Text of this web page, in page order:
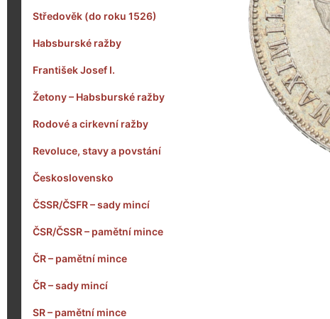
Středověk (do roku 1526)
Habsburské ražby
František Josef I.
Žetony – Habsburské ražby
Rodové a cirkevní ražby
Revoluce, stavy a povstání
Československo
ČSSR/ČSFR – sady mincí
ČSR/ČSSR – pamětní mince
ČR – pamětní mince
ČR – sady mincí
SR – pamětní mince